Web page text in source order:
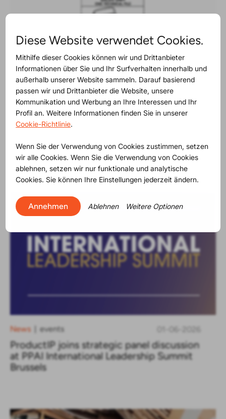
News | regulatory
will the legislation.
News events 01-06-2026
ProductIP joins strategic panel discussion
at PPAI International Leadership Summit
Brussels
Diese Website verwendet Cookies.
Mithilfe dieser Cookies können wir und Drittanbieter
Informationen über Sie und Ihr Surfverhalten innerhalb und
außerhalb unserer Website sammeln. Darauf basierend
passen wir und Drittanbieter die Website, unsere
Kommunikation und Werbung an Ihre Interessen und Ihr
Profil an. Weitere Informationen finden Sie in unserer
Cookie-Richtlinie.
Wenn Sie der Verwendung von Cookies zustimmen, setzen
wir alle Cookies. Wenn Sie die Verwendung von Cookies
ablehnen, setzen wir nur funktionale und analytische
Cookies. Sie können Ihre Einstellungen jederzeit ändern.
Annehmen Ablehnen Weitere Optionen